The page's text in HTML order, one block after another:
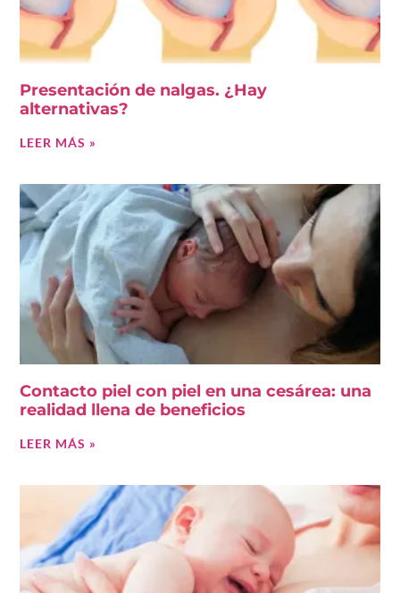
Presentación de nalgas. ¿Hay
alternativas?
LEER MÁS »
Contacto piel con piel en una cesárea: una
realidad llena de beneficios
LEER MÁS »